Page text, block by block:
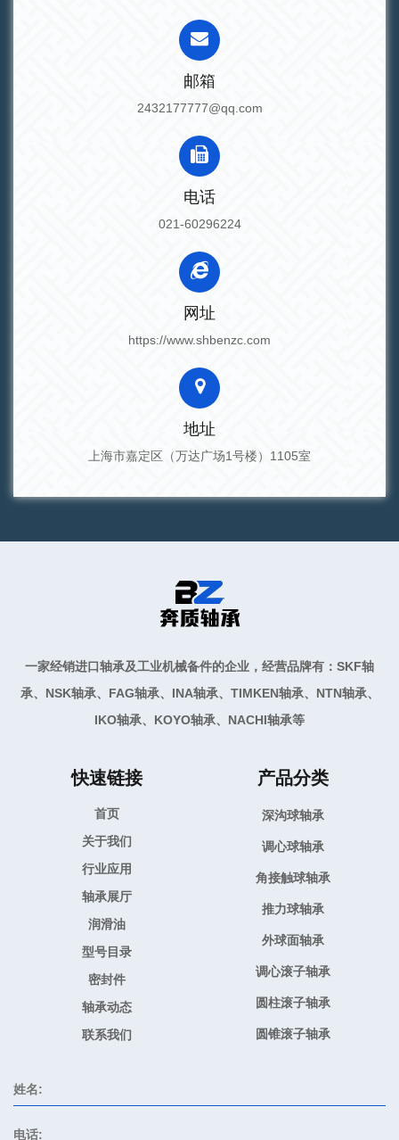
邮箱
2432177777@qq.com
电话
021-60296224
网址
https://www.shbenzc.com
地址
上海市嘉定区（万达广场1号楼）1105室
一家经销进口轴承及工业机械备件的企业，经营品牌有：SKF轴
承、NSK轴承、FAG轴承、INA轴承、TIMKEN轴承、NTN轴承、
IKO轴承、KOYO轴承、NACHI轴承等
快速链接
首页
关于我们
行业应用
轴承展厅
润滑油
型号目录
密封件
轴承动态
联系我们
产品分类
深沟球轴承
调心球轴承
角接触球轴承
推力球轴承
外球面轴承
调心滚子轴承
圆柱滚子轴承
圆锥滚子轴承